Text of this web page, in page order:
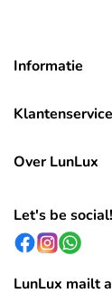
Informatie
Klantenservice
Over LunLux
Let's be social!
LunLux mailt